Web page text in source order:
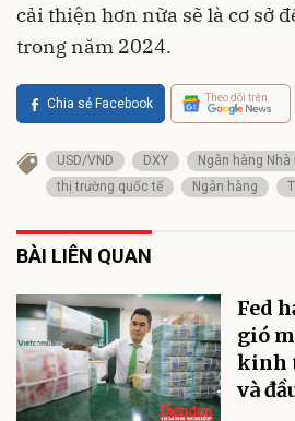
cải thiện hơn nữa sẽ là cơ sở
trong năm 2024.
Chia sẻ Facebook Theo dõi trên
USD/VND DXY Ngân hàng Nhà
thị trường quốc tế
Ngân hàng
BÀI LIÊN QUAN
Fed
gió
kinh
và